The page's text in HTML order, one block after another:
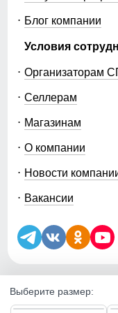
Уведомление об
Выберите размер:
Блог компании
Условия
Организаторам
Селлерам
Магазинам
О компании
Новости
Вакансии
5.0